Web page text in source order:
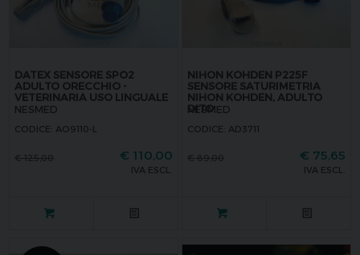
DATEX SENSORE SPO2
ADULTO ORECCHIO -
VETERINARIA USO LINGUALE
NESMED
CODICE: AO9110-L
€ 110,00
IVA ESCL.
NIHON KOHDEN P225F
SENSORE SATURIMETRIA
NIHON KOHDEN, ADULTO
DITO
NESMED
CODICE: AD3711
€ 75,65
IVA ESCL.